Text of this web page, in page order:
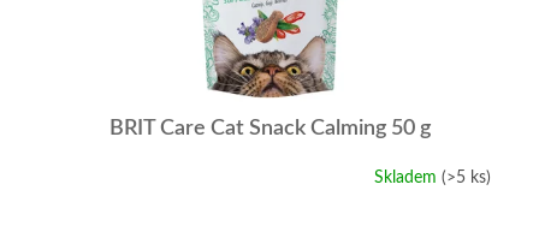
BRIT Care Cat Snack Calming 50 g
Skladem (>5 ks)